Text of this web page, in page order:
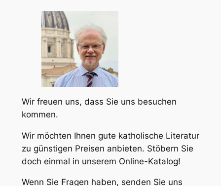
Wir freuen uns, dass Sie uns besuchen
kommen.
Wir möchten Ihnen gute katholische Literatur
zu günstigen Preisen anbieten. Stöbern Sie
doch einmal in unserem Online-Katalog!
Wenn Sie Fragen haben, senden Sie uns